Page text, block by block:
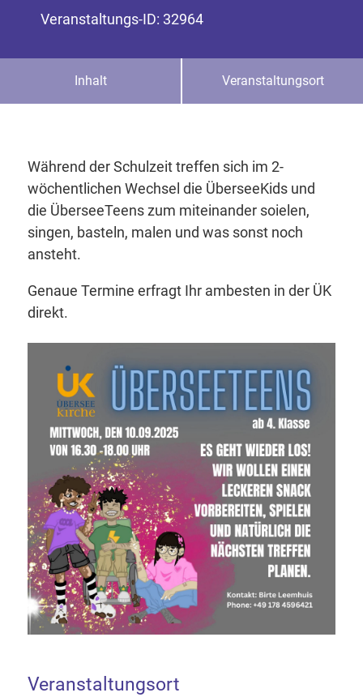
Veranstaltungs-ID: 32964
Inhalt Veranstaltungsort
Während der Schulzeit treffen sich im 2-
wöchentlichen Wechsel die ÜberseeKids und
die ÜberseeTeens zum miteinander soielen,
singen, basteln, malen und was sonst noch
ansteht.
Genaue Termine erfragt Ihr ambesten in der ÜK
direkt.
Veranstaltungsort